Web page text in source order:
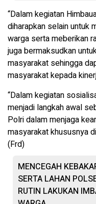
“Dalam kegiatan
diharapkan selain untuk
warga serta meberikan
juga bermaksudkan
masyarakat sehingga
masyarakat kepada
“Dalam kegiatan
menjadi langkah awal
Polri dalam menjaga
masyarakat khususnya
(Frd)
MENCEGAH
SERTA LAHAN
RUTIN LAKUKAN